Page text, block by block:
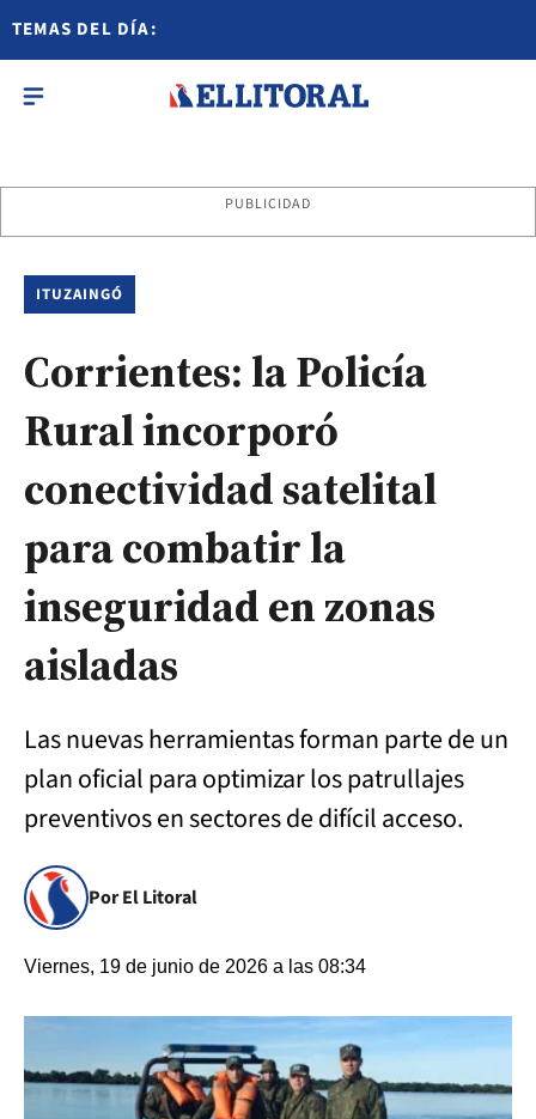
TEMAS DEL DÍA:
PUBLICIDAD
ITUZAINGÓ
Corrientes: la Policía
Rural incorporó
conectividad satelital
para combatir la
inseguridad en zonas
aisladas
Las nuevas herramientas forman parte de un
plan oficial para optimizar los patrullajes
preventivos en sectores de difícil acceso.
Por El Litoral
Viernes, 19 de junio de 2026 a las 08:34